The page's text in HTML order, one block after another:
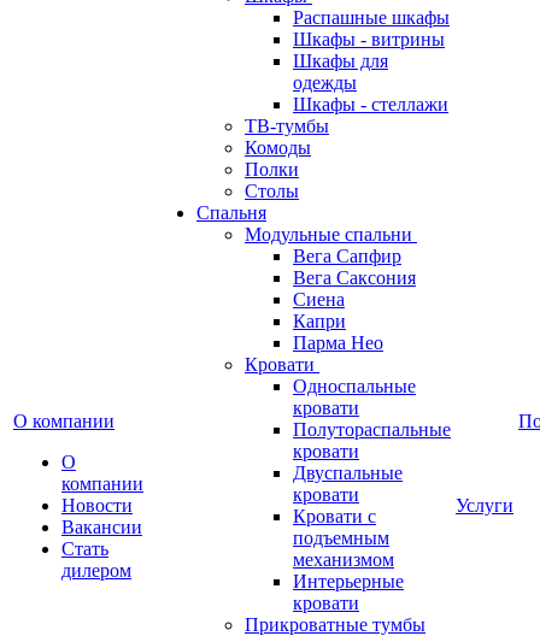
О компании
О
компании
Новости
Вакансии
Стать
дилером
Распашные шкафы
Шкафы - витрины
Шкафы для
одежды
Шкафы - стеллажи
ТВ-тумбы
Комоды
Полки
Столы
Спальня
Модульные спальни
Вега Сапфир
Вега Саксония
Сиена
Капри
Парма Нео
Кровати
Односпальные
кровати
Полутораспальные
кровати
Двуспальные
кровати
Кровати с
подъемным
механизмом
Интерьерные
кровати
Прикроватные тумбы
Услуги